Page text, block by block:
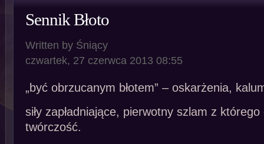
Sennik Błoto
Written by Śniący
czwartek, 27 czerwca 2013 08:55
„być obrzucanym błotem” – oskarżenia,
siły zapładniające, pierwotny szlam z
twórczość.